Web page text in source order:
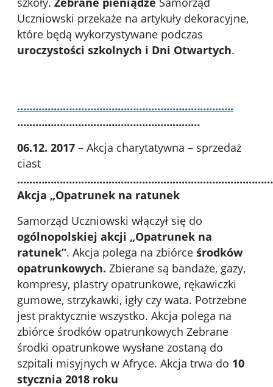
Uczniowski przekaże na artykuły dekoracyjne,
które będą wykorzystywane podczas
uroczystości szkolnych i Dni Otwartych.
……………………………………………………………..
……………………………………………………
06.12. 2017 – Akcja charytatywna – sprzedaż
ciast
Akcja „Opatrunek na ratunek
Samorząd Uczniowski włączył się do
ogólnopolskiej akcji „Opatrunek na
ratunek”. Akcja polega na zbiórce środków
opatrunkowych. Zbierane są bandaże, gazy,
kompresy, plastry opatrunkowe, rękawiczki
gumowe, strzykawki, igły czy wata. Potrzebne
jest praktycznie wszystko. Akcja polega na
zbiórce środków opatrunkowych Zebrane
środki opatrunkowe wysłane zostaną do
szpitali misyjnych w Afryce. Akcja trwa do 10
stycznia 2018 roku